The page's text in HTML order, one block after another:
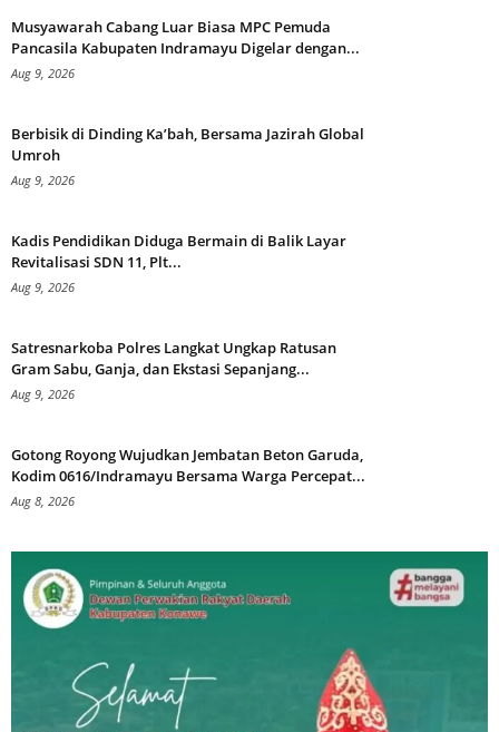
Musyawarah Cabang Luar Biasa MPC Pemuda
Pancasila Kabupaten Indramayu Digelar dengan...
Aug 9, 2026
Berbisik di Dinding Ka’bah, Bersama Jazirah Global
Umroh
Aug 9, 2026
Kadis Pendidikan Diduga Bermain di Balik Layar
Revitalisasi SDN 11, Plt...
Aug 9, 2026
Satresnarkoba Polres Langkat Ungkap Ratusan
Gram Sabu, Ganja, dan Ekstasi Sepanjang...
Aug 9, 2026
Gotong Royong Wujudkan Jembatan Beton Garuda,
Kodim 0616/Indramayu Bersama Warga Percepat...
Aug 8, 2026